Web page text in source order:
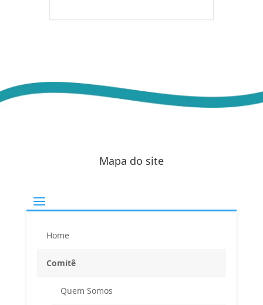
Mapa do site
Home
Comitê
Quem Somos